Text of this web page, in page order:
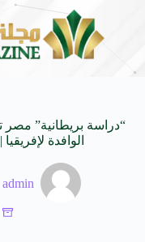
من النكهات البرازيلية 6 أغسطس 2026
الوافدة
admin